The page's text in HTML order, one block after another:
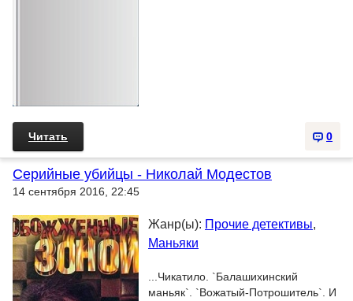
0
Читать
Серийные убийцы - Николай Модестов
14 сентября 2016, 22:45
Жанр(ы): Прочие детективы,
Маньяки
...Чикатило. `Балашихинский
маньяк`. `Вожатый-Потрошитель`. И